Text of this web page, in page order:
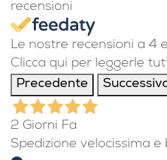
recensioni
Le nostre recensioni a 4
Clicca qui per leggerle
Precedente
2 Giorni Fa
Spedizione velocissima e